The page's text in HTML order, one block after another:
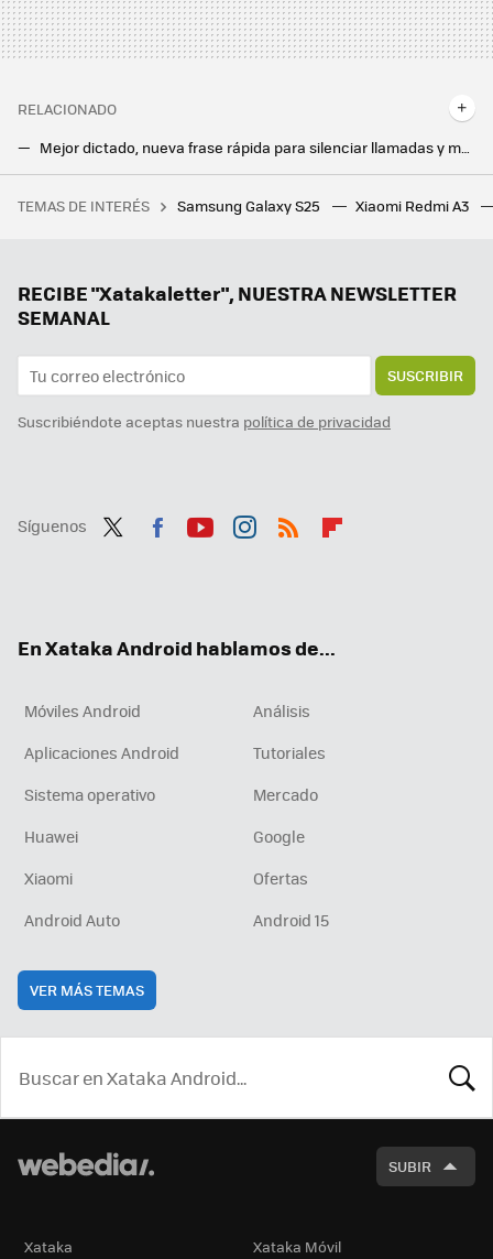
RELACIONADO
El teclado Gboard se ve mejor que nunca en tablets
He probado muchas herramientas para eliminar mi ruido de fondo en las videollamadas y éstas son las que más me han gustado
TEMAS DE INTERÉS Samsung Galaxy S25 Xiaomi Redmi A3
RECIBE "Xatakaletter", NUESTRA NEWSLETTER
SEMANAL
SUSCRIBIR
Suscribiéndote aceptas nuestra política de privacidad
Síguenos
En Xataka Android hablamos de...
Móviles Android
Análisis
Aplicaciones Android
Tutoriales
Sistema operativo
Mercado
Huawei
Google
Xiaomi
Ofertas
Android Auto
Android 15
VER MÁS TEMAS
SUBIR
Xataka Xataka Móvil